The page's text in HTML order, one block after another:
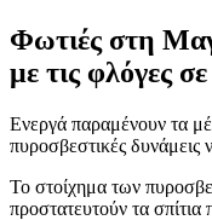
Φωτιές στη
με τις φλόγες
Ενεργά παραμένουν τα
πυροσβεστικές
Το στοίχημα των
προστατευτούν τα σπίτια